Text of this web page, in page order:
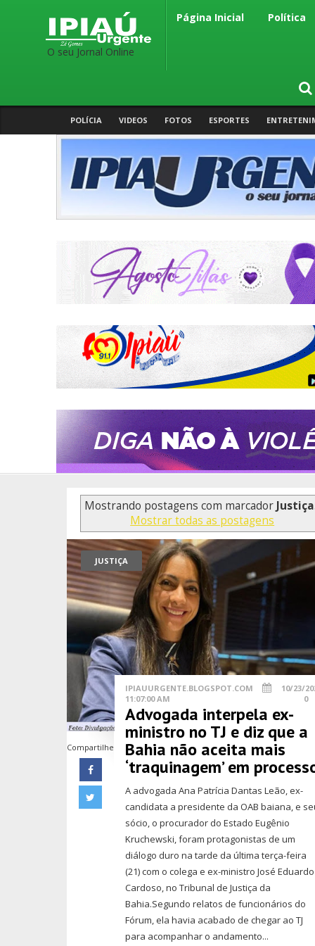
O seu Jornal Online
Página Inicial Política
POLÍCIA VIDEOS FOTOS ESPORTES
Mostrando postagens com marcador Justiça
Mostrar todas as postagens
JUSTIÇA
Compartilhe
IPIAUURGENTE.BLOGSPOT.COM
10/23/
11:07:00 AM
0
Advogada interpela ex-
ministro no TJ e diz que a
Bahia não aceita mais
‘traquinagem’ em
A advogada Ana Patrícia Dantas Leão, ex-
candidata a presidente da OAB baiana, e
sócio, o procurador do Estado Eugênio
Kruchewski, foram protagonistas de um
diálogo duro na tarde da última terça-feira
(21) com o colega e ex-ministro José Eduardo
Cardoso, no Tribunal de Justiça da
Bahia.Segundo relatos de funcionários do
Fórum, ela havia acabado de chegar ao TJ
para acompanhar o andamento...